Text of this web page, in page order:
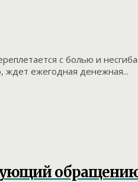
с болью и
ждет ежегодная денежная...
обращению